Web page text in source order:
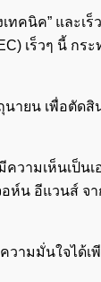
ทคนิค” และเ
เร็วๆ นี้ กระ
ายน เพื่อตัดสิ
ความเห็นเป็น
ห์น อีแวนส์ จ
ามมั่นใจได้เพี